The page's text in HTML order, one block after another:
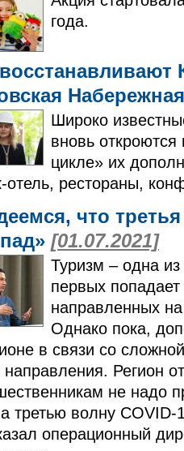
года.
Широко
вновь
цикле» их
отель, рестораны,
что
[01.07.2021]
Туризм – одна из
первых
направленных
Однако пока,
в связи со
направления. Регион
не надо
третью волну COVID-
операционный